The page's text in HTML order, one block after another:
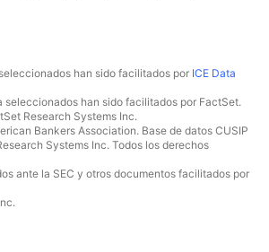
han sido facilitados por ICE Data
seleccionados han sido facilitados por FactSet.
Research Systems Inc.
Bankers Association. Base de datos CUSIP
Systems Inc. Todos los derechos
ante la SEC y otros documentos facilitados por